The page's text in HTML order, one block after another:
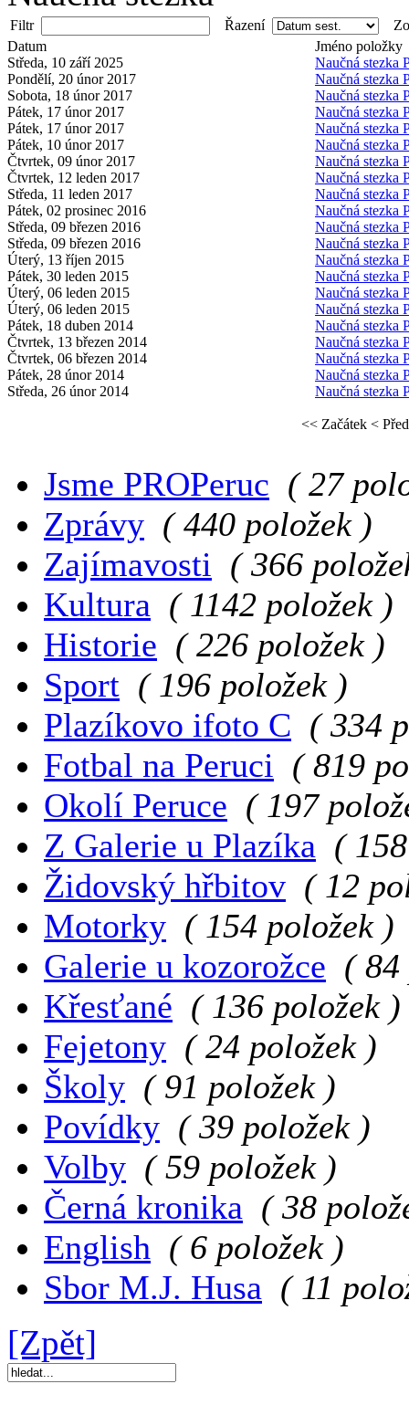
Filtr Řazení
Datum
Jméno položky
Středa, 10 září 2025
Naučná stezka
Pondělí, 20 únor 2017
Naučná stezka
Sobota, 18 únor 2017
Naučná stezka
Pátek, 17 únor 2017
Naučná stezka
Pátek, 17 únor 2017
Naučná stezka
Pátek, 10 únor 2017
Naučná stezka
Čtvrtek, 09 únor 2017
Naučná stezka
Čtvrtek, 12 leden 2017
Naučná stezka
Středa, 11 leden 2017
Naučná stezka
Pátek, 02 prosinec 2016
Naučná stezka
Středa, 09 březen 2016
Naučná stezka
Středa, 09 březen 2016
Naučná stezka
Úterý, 13 říjen 2015
Naučná stezka
Pátek, 30 leden 2015
Naučná stezka
Úterý, 06 leden 2015
Naučná stezka
Úterý, 06 leden 2015
Naučná stezka
Pátek, 18 duben 2014
Naučná stezka
Čtvrtek, 13 březen 2014
Naučná stezka
Čtvrtek, 06 březen 2014
Naučná stezka
Pátek, 28 únor 2014
Naučná stezka
Středa, 26 únor 2014
Naučná stezka
<< Začátek <
Jsme PROPeruc ( 27
Zprávy ( 440 položek )
Zajímavosti ( 366
Kultura ( 1142 položek )
Historie ( 226 položek )
Sport ( 196 položek )
Plazíkovo ifoto C ( 334
Fotbal na Peruci ( 819
Okolí Peruce ( 197
Z Galerie u Plazíka (
Židovský hřbitov ( 12
Motorky ( 154 položek )
Galerie u kozorožce ( 84
Křesťané ( 136 položek )
Fejetony ( 24 položek )
Školy ( 91 položek )
Povídky ( 39 položek )
Volby ( 59 položek )
Černá kronika ( 38
English ( 6 položek )
Sbor M.J. Husa ( 11
[Zpět]